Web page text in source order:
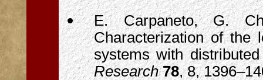
E. Carpaneto, G.
Characterization of the
systems with
Research78, 8,